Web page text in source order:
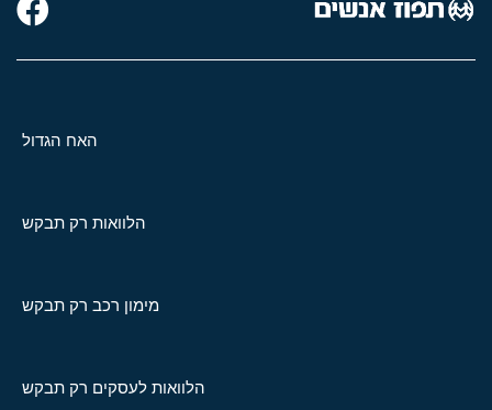
האח הגדול
הלוואות רק תבקש
מימון רכב רק תבקש
הלוואות לעסקים רק תבקש